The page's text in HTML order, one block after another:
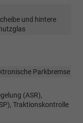
und hintere
Parkbremse
(ASR),
Traktionskontrolle